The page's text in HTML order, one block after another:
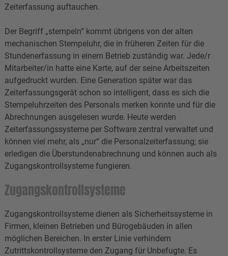
Zeiterfassung auftauchen.
Der Begriff „stempeln“ kommt übrigens von der alten
mechanischen Stempeluhr, die in früheren Zeiten für die
Stundenerfassung in einem Betrieb zuständig war. Jede/r
Mitarbeiter/in hatte eine Karte, auf der seine Arbeitszeiten
aufgedruckt wurden. Eine Generation später war das
Zeiterfassungsgerät schon so intelligent, dass es sich die
Stempeluhrzeiten des Personals merken konnte und für die
Abrechnungen ausgelesen wurde. Heute werden
Zeiterfassungssysteme per Software zentral verwaltet und
können viel mehr, als „nur“ die Personalzeiterfassung; sie
erledigen die Überstundenabrechnung und können auch als
Zugangskontrollsysteme fungieren.
Zugangskontrollsysteme
Zugangskontrollsysteme dienen als Sicherheitssysteme in
Firmen, kleinen Betrieben und Bürogebäuden in allen
möglichen Bereichen. In erster Linie verhindern
Zutrittskontrollsysteme den Zugang für Unbefugte. Es